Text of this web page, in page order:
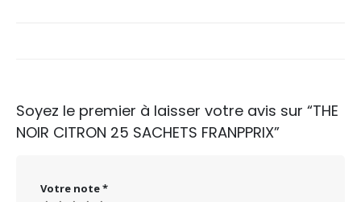
Soyez le premier à laisser votre avis sur “THE
NOIR CITRON 25 SACHETS FRANPPRIX”
Votre note*